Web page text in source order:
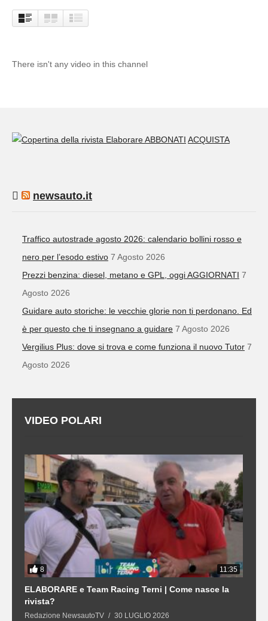
There isn't any video in this channel
ABBONATI ACQUISTA
newsauto.it
Traffico autostrade agosto 2026: calendario bollini rosso e
nero per l’esodo estivo 7 Agosto 2026
Prezzi benzina: diesel, metano e GPL, oggi AGGIORNATI 7
Agosto 2026
Guidare auto storiche: le vecchie glorie non ti perdonano. Ed
è per questo che ti insegnano a guidare 7 Agosto 2026
Vergilius Plus: dove si trova e come funziona il nuovo Tutor 7
Agosto 2026
VIDEO POLARI
8 11:35
ELABORARE e Team Racing Terni | Come nasce la
rivista?
Redazione NewsautoTV 30 LUGLIO 2026